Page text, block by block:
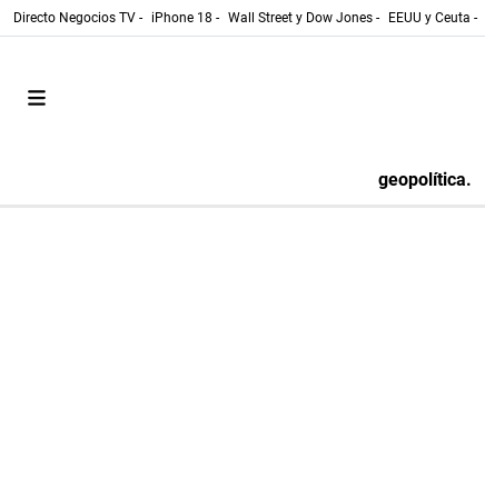
Directo Negocios TV - iPhone 18 - Wall Street y Dow Jones - EEUU y Ceuta -
geopolítica.